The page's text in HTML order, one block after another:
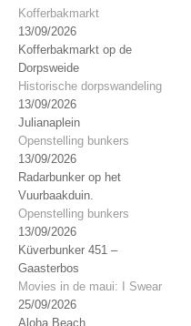
Kofferbakmarkt
13/09/2026
Kofferbakmarkt op de
Dorpsweide
Historische dorpswandeling
13/09/2026
Julianaplein
Openstelling bunkers
13/09/2026
Radarbunker op het
Vuurbaakduin.
Openstelling bunkers
13/09/2026
Küverbunker 451 –
Gaasterbos
Movies in de maui: I Swear
25/09/2026
Aloha Beach